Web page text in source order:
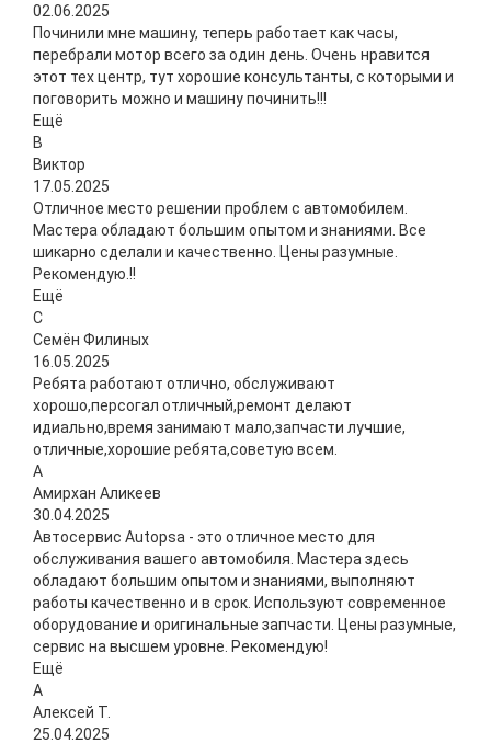
02.06.2025
Починили мне машину, теперь работает как часы,
перебрали мотор всего за один день. Очень нравится
этот тех центр, тут хорошие консультанты, с которыми и
поговорить можно и машину починить!!!
Ещё
В
Виктор
17.05.2025
Отличное место решении проблем с автомобилем.
Мастера обладают большим опытом и знаниями. Все
шикарно сделали и качественно. Цены разумные.
Рекомендую.!!
Ещё
С
Семён Филиных
16.05.2025
Ребята работают отлично, обслуживают
хорошо,персогал отличный,ремонт делают
идиально,время занимают мало,запчасти лучшие,
отличные,хорошие ребята,советую всем.
А
Амирхан Аликеев
30.04.2025
Автосервис Autopsa - это отличное место для
обслуживания вашего автомобиля. Мастера здесь
обладают большим опытом и знаниями, выполняют
работы качественно и в срок. Используют современное
оборудование и оригинальные запчасти. Цены разумные,
сервис на высшем уровне. Рекомендую!
Ещё
А
Алексей Т.
25.04.2025